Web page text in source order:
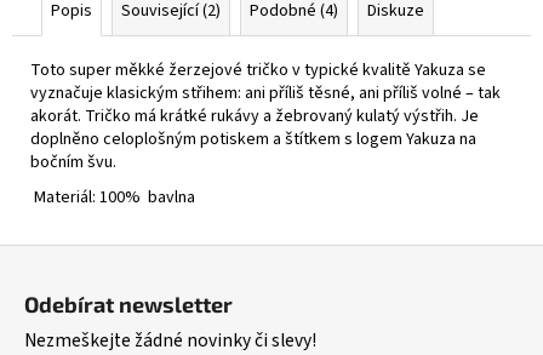
Popis Související (2) Podobné (4) Diskuze
Toto super měkké žerzejové tričko v typické kvalitě Yakuza se
vyznačuje klasickým střihem: ani příliš těsné, ani příliš volné – tak
akorát. Tričko má krátké rukávy a žebrovaný kulatý výstřih. Je
doplněno celoplošným potiskem a štítkem s logem Yakuza na
bočním švu.
Materiál: 100% bavlna
660
Kč
Odebírat newsletter
Nezmeškejte žádné novinky či slevy!